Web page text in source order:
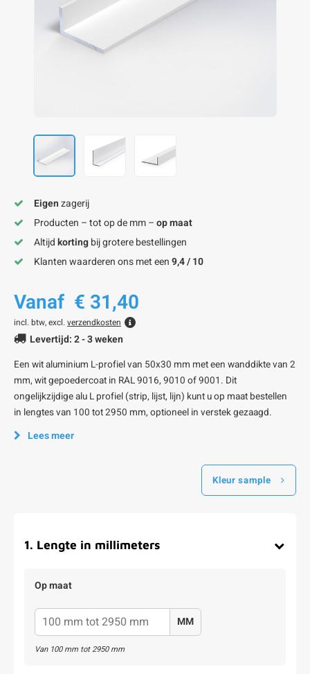
alu kokerprofielen
alu buisprofielen
alu hoeklijnen
alu L-lijnen
alu U-strips
alu platstaf profielen
Eigenzagerij
Producten – tot op de mm –op maat
Altijdkortingbij grotere bestellingen
Klanten waarderen ons met een9,4 / 10
Vanaf € 31,40
incl. btw, excl. verzendkosten
Levertijd: 2 - 3 weken
Een wit aluminium L-profiel van 50x30 mm met een wanddikte van 2
mm, wit gepoedercoat in RAL 9016, 9010 of 9001. Dit
ongelijkzijdige alu L profiel (strip, lijst, lijn) kunt u op maat bestellen
in lengtes van 100 tot 2950 mm, optioneel in verstek gezaagd.
Lees meer
Kleur sample
1. Lengte in millimeters
Op maat
MM
Van 100mm tot2950mm